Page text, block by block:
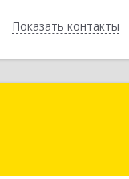
Показать контакты
Назад
обл,